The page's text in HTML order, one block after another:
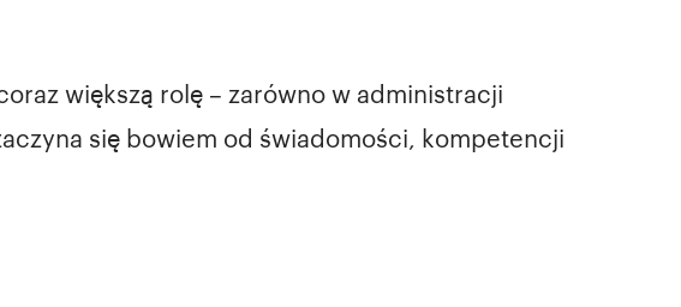
większą rolę – zarówno w administracji
się bowiem od świadomości, kompetencji